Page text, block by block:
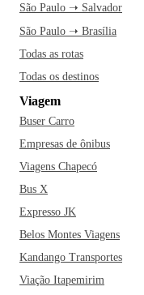
São Paulo ➝ Salvador
São Paulo ➝ Brasília
Todas as rotas
Todas os destinos
Viagem
Buser Carro
Empresas de ônibus
Viagens Chapecó
Bus X
Expresso JK
Belos Montes Viagens
Kandango Transportes
Viação Itapemirim